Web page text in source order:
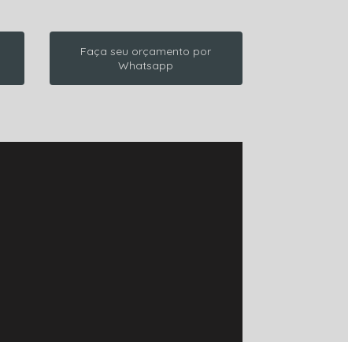
Faça seu orçamento por
Whatsapp